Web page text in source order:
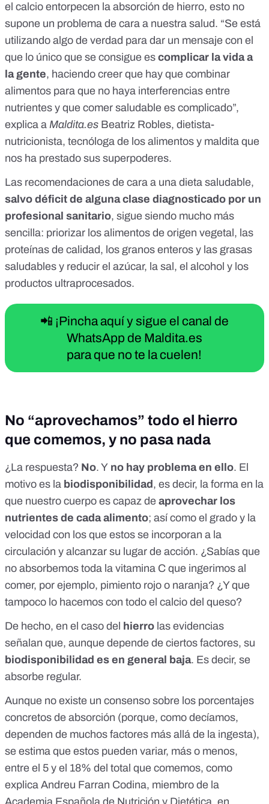
el calcio entorpecen la absorción de hierro, esto no
supone un problema de cara a nuestra salud. “Se está
utilizando algo de verdad para dar un mensaje con el
que lo único que se consigue es complicar la vida a
la gente, haciendo creer que hay que combinar
alimentos para que no haya interferencias entre
nutrientes y que comer saludable es complicado”,
explica a Maldita.es Beatriz Robles, dietista-
nutricionista, tecnóloga de los alimentos y maldita que
nos ha prestado sus superpoderes.
Las recomendaciones de cara a una dieta saludable,
salvo déficit de alguna clase diagnosticado por un
profesional sanitario, sigue siendo mucho más
sencilla: priorizar los alimentos de origen vegetal, las
proteínas de calidad, los granos enteros y las grasas
saludables y reducir el azúcar, la sal , el alcohol y los
productos ultraprocesados.
📲 ¡Pincha aquí y sigue el canal de
WhatsApp de Maldita.es
para que no te la cuelen!
No “aprovechamos” todo el hierro
que comemos, y no pasa nada
¿La respuesta? No. Y no hay problema en ello. El
motivo es la biodisponibilidad , es decir, la forma en la
que nuestro cuerpo es capaz de aprovechar los
nutrientes de cada alimento; así como el grado y la
velocidad con los que estos se incorporan a la
circulación y alcanzar su lugar de acción. ¿Sabías que
no absorbemos toda la vitamina C que ingerimos al
comer, por ejemplo, pimiento rojo o naranja? ¿Y que
tampoco lo hacemos con todo el calcio del queso?
De hecho, en el caso del hierro las evidencias
señalan que, aunque depende de ciertos factores, su
biodisponibilidad es en general baja. Es decir, se
absorbe regular.
Aunque no existe un consenso sobre los porcentajes
concretos de absorción (porque, como decíamos,
dependen de muchos factores más allá de la ingesta),
se estima que estos pueden variar, más o menos,
entre el 5 y el 18% del total que comemos, como
explica Andreu Farran Codina, miembro de la